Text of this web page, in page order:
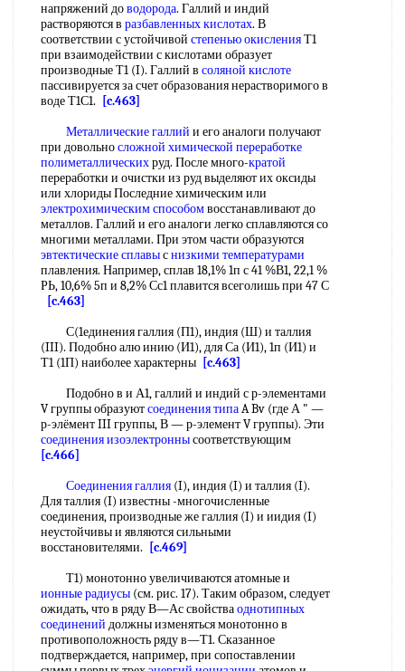
напряжений доводорода. Галлий и индий
растворяются в разбавленных кислотах. В
соответствии с устойчивой степенью окисленияТ1
при взаимодействии с кислотами образует
производные Т1 (I). Галлий в соляной кислоте
пассивируется за счет образования нерастворимого в
воде Т1С1.
[c.463]
Металлические галлий и его аналоги получают
при довольносложной химической переработке
полиметаллическихруд. После много-кратой
переработки и очистки из руд выделяют их оксиды
или хлориды Последние химическим или
электрохимическим способомвосстанавливают до
металлов. Галлий и его аналоги легко сплавляются со
многими металлами. При этом части образуются
эвтектические сплавыснизкими температурами
плавления. Например, сплав 18,1% 1п с 41 %В1, 22,1 %
РЬ, 10,6% 5п и 8,2% Сс1 плавится всеголишь при 47 С
[c.463]
С(1единения галлия (П1), индия (Ш) и таллия
(III). Подобно алю инию (И1), для Са (И1), 1п (И1) и
Т1 (1П) наиболее характерны [c.463]
Подобно в и А1, галлий и индий с р-элементами
V группы образуютсоединения типаA Bv (где А " —
р-элёмент III группы, В — р-элемент V группы). Эти
соединения изоэлектроннысоответствующим
[c.466]
Соединения галлия (I), индия (I) и таллия (I).
Для таллия (I) известны -многочисленные
соединения, производные же галлия (I) и иидия (I)
неустойчивы и являются сильными
восстановителями.
[c.469]
Т1) монотонно увеличиваются атомные и
ионные радиусы (см. рис. 17). Таким образом, следует
ожидать, что в ряду В—Ас свойстваоднотипных
соединений должны изменяться монотонно в
противоположность ряду в—Т1. Сказанное
подтверждается, например, при сопоставлении